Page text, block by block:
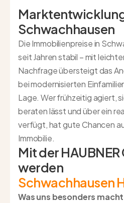
Schwachhausen
Die Immobilienpreise in
seit Jahren stabil – mit
Nachfrage übersteigt das
bei modernisierten
Lage. Wer frühzeitig agiert,
beraten lässt und über ein
verfügt, hat gute Chancen
Immobilie.
Mit der
werden
Schwachhausen
Was uns besonders